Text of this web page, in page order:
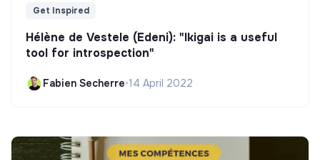
Get Inspired
Hélène de Vestele (Edeni): "Ikigai is a useful
tool for introspection"
Fabien Secherre•14 April 2022